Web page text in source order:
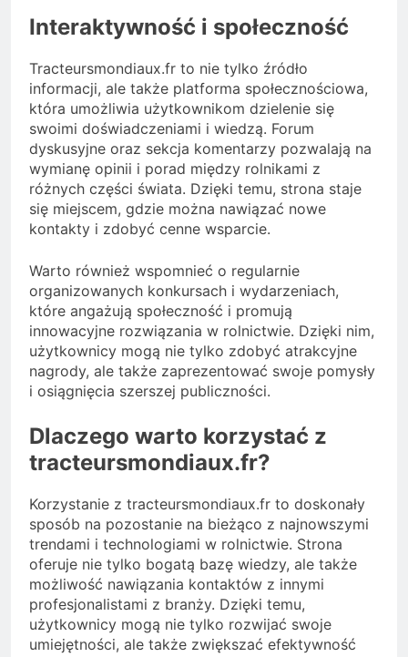
Interaktywność i społeczność
Tracteursmondiaux.fr to nie tylko źródło
informacji, ale także platforma społecznościowa,
która umożliwia użytkownikom dzielenie się
swoimi doświadczeniami i wiedzą. Forum
dyskusyjne oraz sekcja komentarzy pozwalają na
wymianę opinii i porad między rolnikami z
różnych części świata. Dzięki temu, strona staje
się miejscem, gdzie można nawiązać nowe
kontakty i zdobyć cenne wsparcie.
Warto również wspomnieć o regularnie
organizowanych konkursach i wydarzeniach,
które angażują społeczność i promują
innowacyjne rozwiązania w rolnictwie. Dzięki nim,
użytkownicy mogą nie tylko zdobyć atrakcyjne
nagrody, ale także zaprezentować swoje pomysły
i osiągnięcia szerszej publiczności.
Dlaczego warto korzystać z
tracteursmondiaux.fr?
Korzystanie z tracteursmondiaux.fr to doskonały
sposób na pozostanie na bieżąco z najnowszymi
trendami i technologiami w rolnictwie. Strona
oferuje nie tylko bogatą bazę wiedzy, ale także
możliwość nawiązania kontaktów z innymi
profesjonalistami z branży. Dzięki temu,
użytkownicy mogą nie tylko rozwijać swoje
umiejętności, ale także zwiększać efektywność